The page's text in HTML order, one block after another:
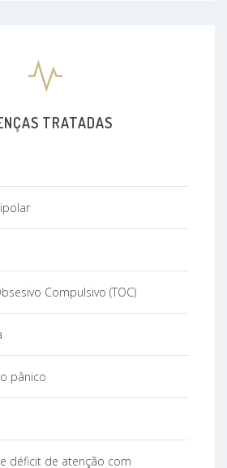
TRATADAS
Compulsivo (TOC)
pânico
déficit de atenção com